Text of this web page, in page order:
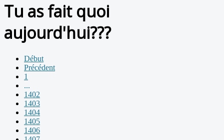
Tu as fait quoi
aujourd'hui???
Début
Précédent
1
...
1402
1403
1404
1405
1406